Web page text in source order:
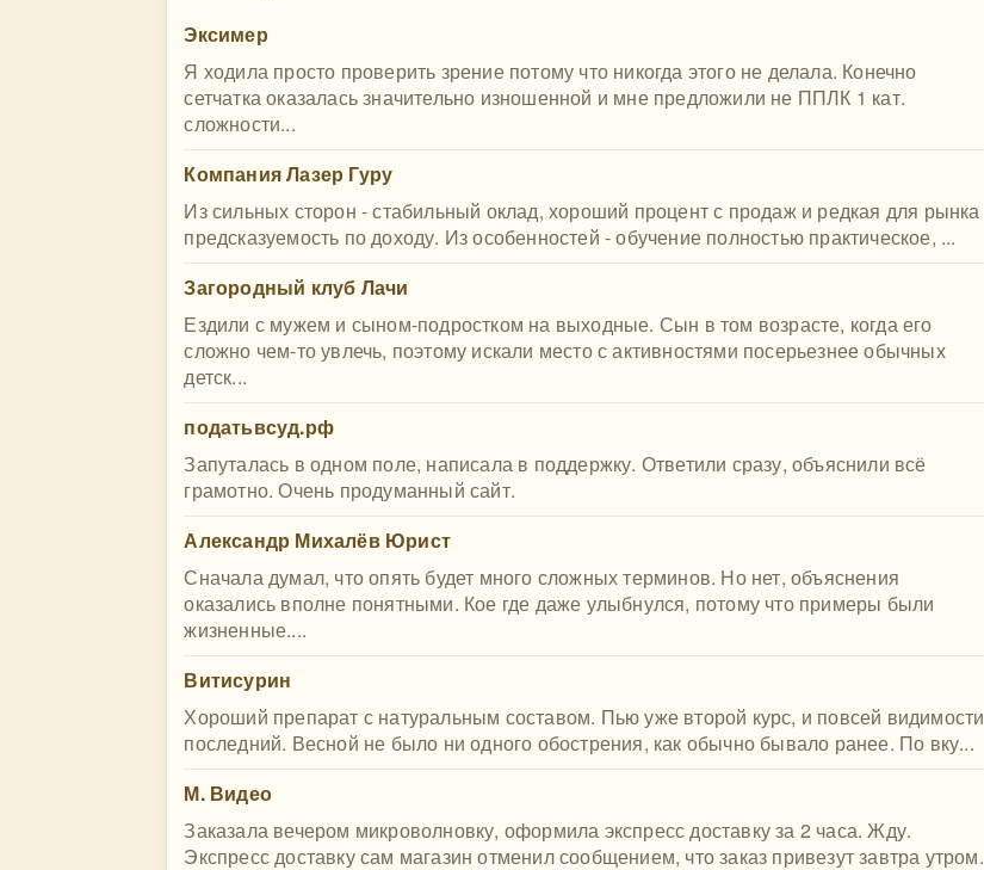
Эксимер
Я ходила просто проверить зрение потому что никогда этого не делала. Конечно
сетчатка оказалась значительно изношенной и мне предложили не ППЛК 1 кат.
сложности...
Компания Лазер Гуру
Из сильных сторон - стабильный оклад, хороший процент с продаж и редкая для рынка
предсказуемость по доходу. Из особенностей - обучение полностью практическое, ...
Загородный клуб Лачи
Ездили с мужем и сыном-подростком на выходные. Сын в том возрасте, когда его
сложно чем-то увлечь, поэтому искали место с активностями посерьезнее обычных
детск...
податьвсуд.рф
Запуталась в одном поле, написала в поддержку. Ответили сразу, объяснили всё
грамотно. Очень продуманный сайт.
Александр Михалёв Юрист
Сначала думал, что опять будет много сложных терминов. Но нет, объяснения
оказались вполне понятными. Кое где даже улыбнулся, потому что примеры были
жизненные....
Витисурин
Хороший препарат с натуральным составом. Пью уже второй курс, и повсей видимости
последний. Весной не было ни одного обострения, как обычно бывало ранее. По вку...
М. Видео
Заказала вечером микроволновку, оформила экспресс доставку за 2 часа. Жду.
Экспресс доставку сам магазин отменил сообщением, что заказ привезут завтра утром.